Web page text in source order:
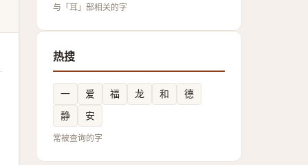
与「耳」部相关的字
热搜
一 爱 福 龙 和
德
静
安
常被查询的字